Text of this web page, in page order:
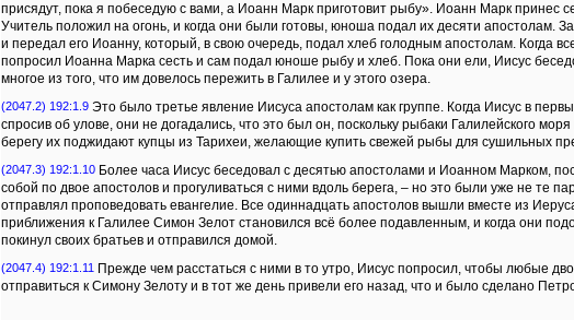
присядут, пока я побеседую с вами, а Иоанн Марк приготовит рыбу». Иоанн Марк принес
Учитель положил на огонь, и когда они были готовы, юноша подал их десяти апостолам.
и передал его Иоанну, который, в свою очередь, подал хлеб голодным апостолам. Когда
попросил Иоанна Марка сесть и сам подал юноше рыбу и хлеб. Пока они ели, Иисус
многое из того, что им довелось пережить в Галилее и у этого озера.
(2047.2) 192:1.9 Это было третье явление Иисуса апостолам как группе. Когда Иисус в
спросив об улове, они не догадались, что это был он, поскольку рыбаки Галилейского
берегу их поджидают купцы из Тарихеи, желающие купить свежей рыбы для сушильных
(2047.3) 192:1.10 Более часа Иисус беседовал с десятью апостолами и Иоанном Марком,
собой по двое апостолов и прогуливаться с ними вдоль берега, – но это были уже не те
отправлял проповедовать евангелие. Все одиннадцать апостолов вышли вместе из
приближения к Галилее Симон Зелот становился всё более подавленным, и когда они
покинул своих братьев и отправился домой.
(2047.4) 192:1.11 Прежде чем расстаться с ними в то утро, Иисус попросил, чтобы любые
отправиться к Симону Зелоту и в тот же день привели его назад, что и было сделано